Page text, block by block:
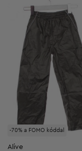
-70% a FOMO kóddal
Alive